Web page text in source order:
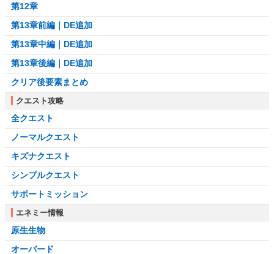
第12章
第13章前編｜DE追加
第13章中編｜DE追加
第13章後編｜DE追加
クリア後要素まとめ
クエスト攻略
全クエスト
ノーマルクエスト
キズナクエスト
シンプルクエスト
サポートミッション
エネミー情報
原生生物
オーバード